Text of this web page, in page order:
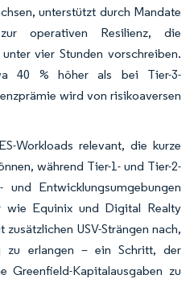
unterstützt durch Mandate
operativen Resilienz, die
vier Stunden vorschreiben.
40 % höher als bei Tier-3-
wird von risikoaversen
Workloads relevant, die kurze
während Tier-1- und Tier-2-
Entwicklungsumgebungen
wie Equinix und Digital Realty
USV-Strängen nach,
zu erlangen – ein Schritt, der
Greenfield-Kapitalausgaben zu